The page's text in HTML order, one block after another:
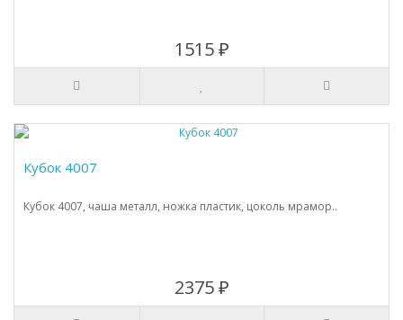
1515 ₽
Кубок 4007
Кубок 4007, чаша металл, ножка пластик, цоколь мрамор..
2375 ₽